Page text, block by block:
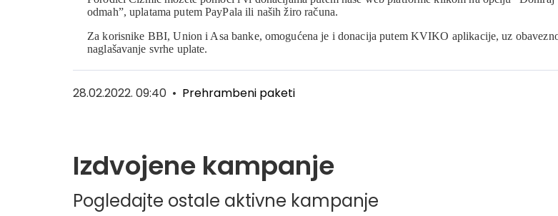
odmah”, uplatama putem PayPala ili naših žiro računa.
Za korisnike BBI, Union i Asa banke, omogućena je i donacija putem KVIKO aplikacije, uz
naglašavanje svrhe uplate.
28.02.2022. 09:40 • Prehrambeni paketi
Izdvojene kampanje
Pogledajte ostale aktivne kampanje